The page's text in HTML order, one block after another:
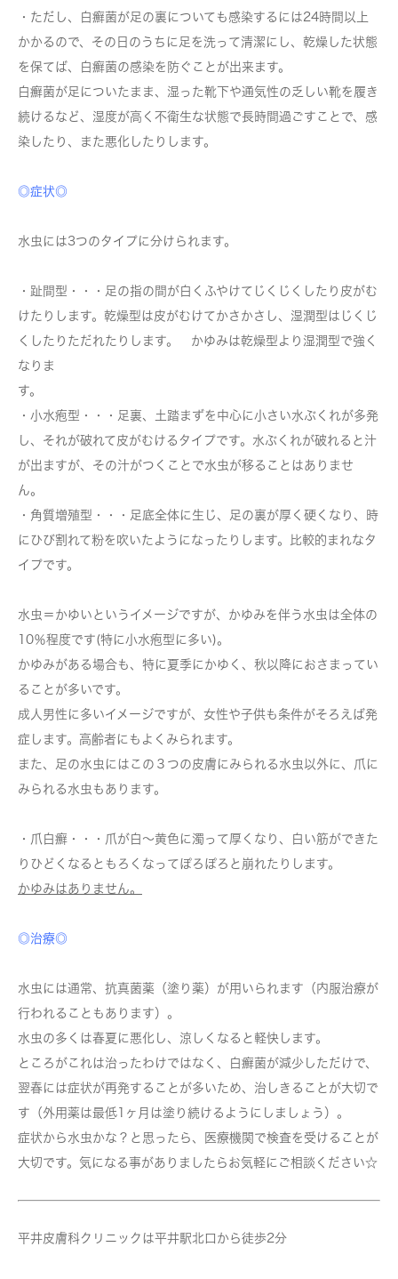
・ただし、白癬菌が足の裏についても感染するには24時間以上
かかるので、その日のうちに足を洗って清潔にし、乾燥した状態
を保てば、白癬菌の感染を防ぐことが出来ます。
白癬菌が足についたまま、湿った靴下や通気性の乏しい靴を履き
続けるなど、湿度が高く不衛生な状態で長時間過ごすことで、感
染したり、また悪化したりします。
◎症状◎
水虫には3つのタイプに分けられます。
・趾間型 ・・・足の指の間が白くふやけてじくじくしたり皮がむ
けたりします。乾燥型は皮がむけてかさかさし、湿潤型はじくじ
くしたりただれたりします。 かゆみは乾燥型より湿潤型で強く
なりま
す
・小水疱型 ・・・足裏、土踏まずを中心に小さい水ぶくれが多発
し、それが破れて皮がむけるタイプです。水ぶくれが破れると汁
が出ますが、その汁がつくことで水虫が移ることはありませ
ん。
・角質増殖型 ・・・足底全体に生じ、足の裏が厚く硬くなり、時
にひび割れて粉を吹いたようになったりします。比較的まれなタ
イプです。
水虫＝かゆいというイメージですが、かゆみを伴う水虫は全体の
10％程度です(特に小水疱型に多い)。
かゆみがある場合も、特に夏季にかゆく、秋以降におさまってい
ることが多いです。
成人男性に多いイメージですが、女性や子供も条件がそろえば発
症します。高齢者にもよくみられます。
また、足の水虫にはこの３つの皮膚にみられる水虫以外に、爪に
みられる水虫もあります。
・爪白癬 ・・・爪が白～黄色に濁って厚くなり、白い筋ができた
りひどくなるともろくなってぽろぽろと崩れたりします。
かゆみはありません。
◎治療◎
水虫には通常、抗真菌薬（塗り薬）が用いられます（内服治療が
行われることもあります）。
水虫の多くは春夏に悪化し、涼しくなると軽快します。
ところがこれは治ったわけではなく、白癬菌が減少しただけで、
翌春には症状が再発することが多いため、治しきることが大切で
す（外用薬は最低1ヶ月は塗り続けるようにしましょう）。
症状から水虫かな？と思ったら、医療機関で検査を受けることが
大切です。気になる事がありましたらお気軽にご相談ください☆
平井皮膚科クリニックは平井駅北口から徒歩2分